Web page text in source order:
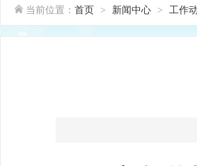
当前位置： 首页 > 新闻中心 > 工作